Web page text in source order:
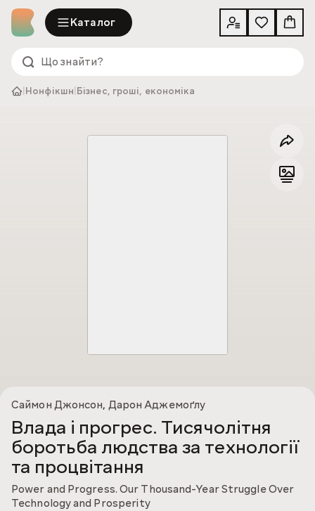
Каталог
Нонфікшн Бізнес, гроші, економіка
Саймон Джонсон, Дарон Аджемоґлу
Влада і прогрес. Тисячолітня
боротьба людства за технології
та процвітання
Power and Progress. Our Thousand-Year Struggle Over
Technology and Prosperity